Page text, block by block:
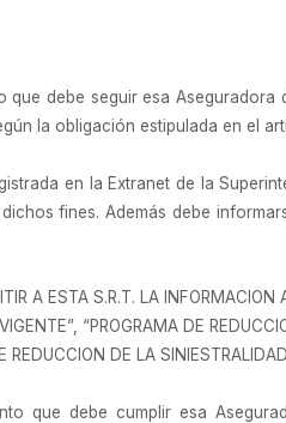
debe seguir esa
la obligación estipulada en el
en la Extranet de la
fines. Además debe
A ESTA S.R.T. LA
“PROGRAMA DE
REDUCCION DE LA
que debe cumplir esa